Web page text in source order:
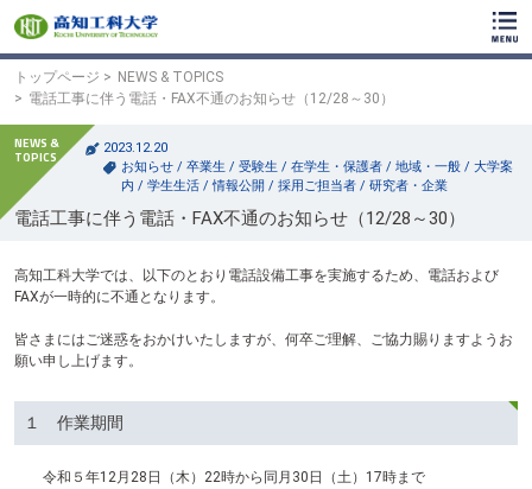
ッ
ン
テ
トップページ
NEWS & TOPICS
電話工事に伴う電話・FAX不通のお知らせ（12/28～30）
2023.12.20
お知らせ / 卒業生 / 受験生 / 在学生・保護者 / 地域・一般 / 大学案
内 / 学生生活 /情報公開 / 採用ご担当者 / 研究者・企業
電話工事に伴う電話・FAX不通のお知らせ（12/28～30）
高知工科大学では、以下のとおり電話設備工事を実施するため、電話および
FAXが一時的に不通となります。
皆さまにはご迷惑をおかけいたしますが、何卒ご理解、ご協力賜りますようお
願い申し上げます。
１ 作業期間
令和５年12月28日（木）22時から同月30日（土）17時まで